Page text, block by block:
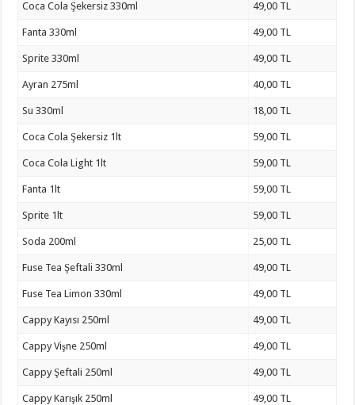
Coca Cola Şekersiz 330ml 49,00 TL
Fanta 330ml 49,00 TL
Sprite 330ml 49,00 TL
Ayran 275ml 40,00 TL
Su 330ml 18,00 TL
Coca Cola Şekersiz 1lt 59,00 TL
Coca Cola Light 1lt 59,00 TL
Fanta 1lt 59,00 TL
Sprite 1lt 59,00 TL
Soda 200ml 25,00 TL
Fuse Tea Şeftali 330ml 49,00 TL
Fuse Tea Limon 330ml 49,00 TL
Cappy Kayısı 250ml 49,00 TL
Cappy Vişne 250ml 49,00 TL
Cappy Şeftali 250ml 49,00 TL
Cappy Karışık 250ml 49,00 TL